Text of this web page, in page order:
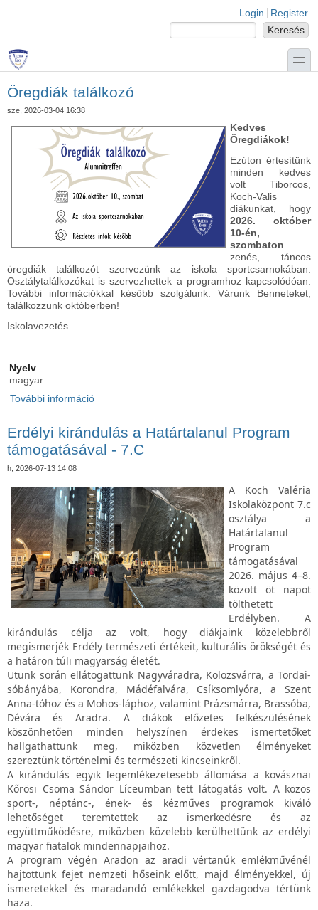
Login Register
toggle
Öregdiák találkozó
sze, 2026-03-04 16:38
Kedves
Öregdiákok!
Ezúton értesítünk
minden kedves
volt Tiborcos,
Koch-Valis
diákunkat, hogy
2026. október
10-én,
szombaton
zenés, táncos
öregdiák találkozót szervezünk az iskola sportcsarnokában.
Osztálytalálkozókat is szervezhettek a programhoz kapcsolódóan.
További információkkal később szolgálunk. Várunk Benneteket,
találkozzunk októberben!
Iskolavezetés
Nyelv
magyar
További információ
Erdélyi kirándulás a Határtalanul Program
támogatásával - 7.C
h, 2026-07-13 14:08
A Koch Valéria
Iskolaközpont 7.c
osztálya a
Határtalanul
Program
támogatásával
2026. május 4–8.
között öt napot
tölthetett
Erdélyben. A
kirándulás célja az volt, hogy diákjaink közelebbről
megismerjék Erdély természeti értékeit, kulturális örökségét és
a határon túli magyarság életét.
Utunk során ellátogattunk Nagyváradra, Kolozsvárra, a Tordai-
sóbányába, Korondra, Mádéfalvára, Csíksomlyóra, a Szent
Anna-tóhoz és a Mohos-láphoz, valamint Prázsmárra, Brassóba,
Dévára és Aradra. A diákok előzetes felkészülésének
köszönhetően minden helyszínen érdekes ismertetőket
hallgathattunk meg, miközben közvetlen élményeket
szereztünk történelmi és természeti kincseinkről.
A kirándulás egyik legemlékezetesebb állomása a kovásznai
Kőrösi Csoma Sándor Líceumban tett látogatás volt. A közös
sport-, néptánc-, ének- és kézműves programok kiváló
lehetőséget teremtettek az ismerkedésre és az
együttműködésre, miközben közelebb kerülhettünk az erdélyi
magyar fiatalok mindennapjaihoz.
A program végén Aradon az aradi vértanúk emlékművénél
hajtottunk fejet nemzeti hőseink előtt, majd élményekkel, új
ismeretekkel és maradandó emlékekkel gazdagodva tértünk
haza.